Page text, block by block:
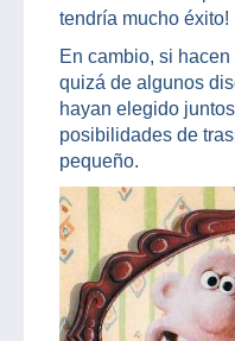
tendría mucho éxito!
En cambio, si
quizá de algunos
hayan elegido
posibilidades de
pequeño.